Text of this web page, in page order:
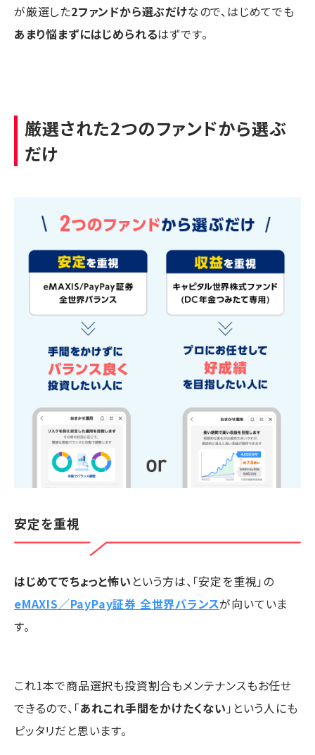
が厳選した2ファンドから選ぶだけなので、はじめてでも
あまり悩まずにはじめられるはずです。
厳選された2つのファンドから選ぶ
だけ
安定を重視
はじめてでちょっと怖い という方は、「安定を重視」の
eMAXIS／PayPay証券 全世界バランスが向いていま
す。
これ1本で商品選択も投資割合もメンテナンスもお任せ
できるので、「あれこれ手間をかけたくない 」という人にも
ピッタリだと思います。